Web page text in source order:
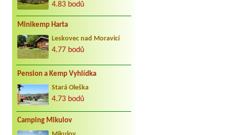
4.83 bodů
Minikemp Harta
Leskovec nad Moravicí
4.77 bodů
Pension a Kemp Vyhlídka
Stará Oleška
4.73 bodů
Camping Mikulov